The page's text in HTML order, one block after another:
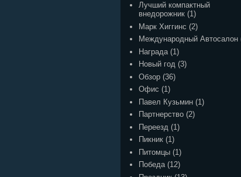
Лучший компактный
внедорожник (1)
Марк Хиггинс (2)
Международный Автосалон
Награда (1)
Новый год (3)
Обзор (36)
Офис (1)
Павел Кузьмин (1)
Партнерство (2)
Переезд (1)
Пикник (1)
Питомцы (1)
Победа (12)